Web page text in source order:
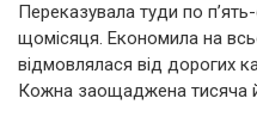
Переказувала туди по
щомісяця. Економила на
відмовлялася від дорогих
Кожна заощаджена тисяча